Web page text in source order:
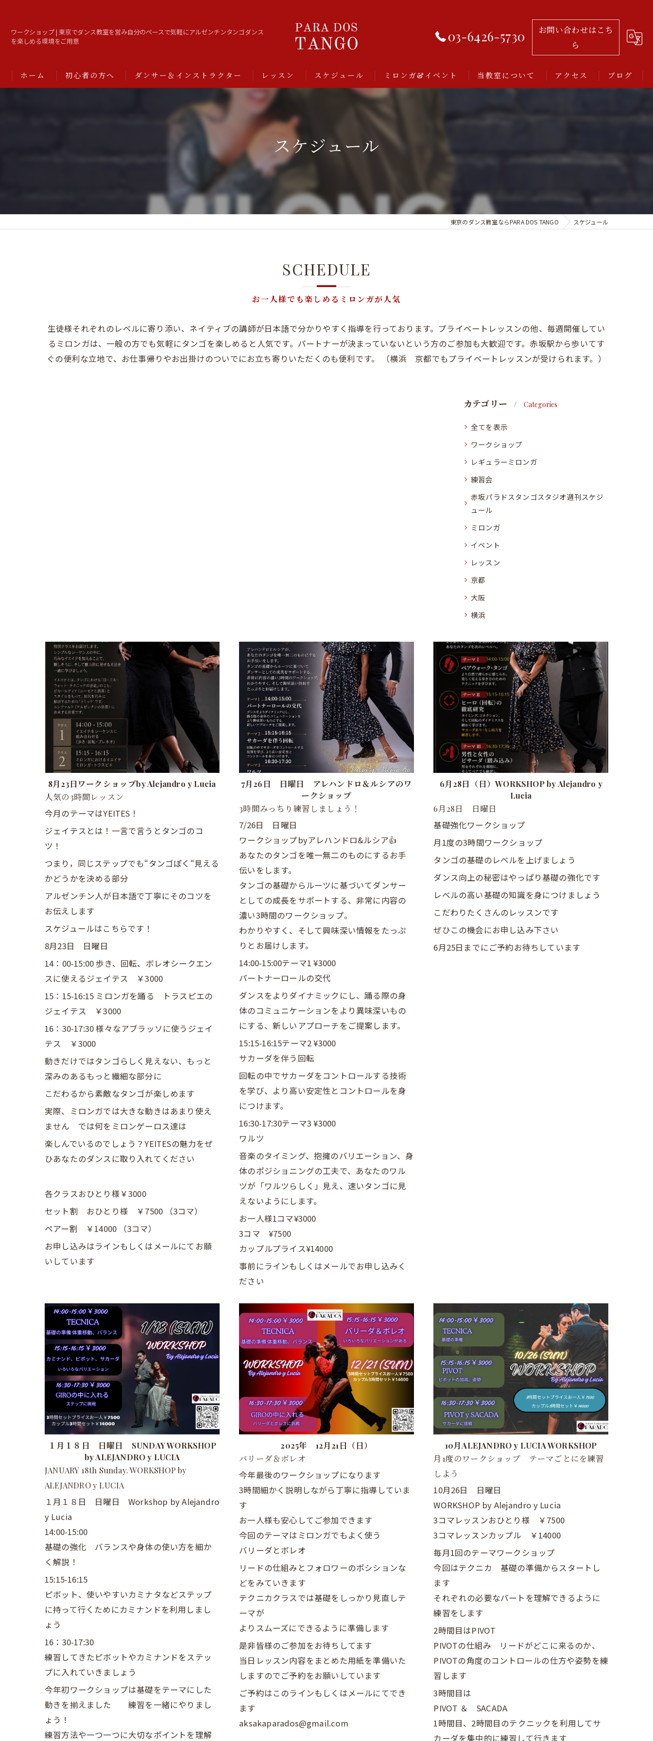
ワークショップ | 東京でダンス教室を営み自分のペースで気軽にアルゼンチンタンゴダンス
を楽しめる環境をご用意
03-6426-5730
お問い合わせはこち
ら
ホーム 初心者の方へ ダンサー＆インストラクター レッスン スケジュール ミロンガ&イベント 当教室について
ミロンガとは
アクセス ブログ
スケジュール
東京のダンス教室ならPARA DOS TANGO スケジュール
SCHEDULE
お一人様でも楽しめるミロンガが人気
生徒様それぞれのレベルに寄り添い、ネイティブの講師が日本語で分かりやすく指導を行っております。プライベートレッスンの他、毎週開催してい
るミロンガは、一般の方でも気軽にタンゴを楽しめると人気です。パートナーが決まっていないという方のご参加も大歓迎です。赤坂駅から歩いてす
ぐの便利な立地で、お仕事帰りやお出掛けのついでにお立ち寄りいただくのも便利です。 （横浜 京都でもプライベートレッスンが受けられます。）
カテゴリー Categories
全てを表示
ワークショップ
レギュラーミロンガ
練習会
赤坂パラドスタンゴスタジオ週刊スケジ
ュール
ミロンガ
イベント
レッスン
京都
大阪
横浜
8月23日ワークショップby Alejandro y Lucia
人気の3時間レッスン
今月のテーマはYEITES！
ジェイテスとは！一言で言うとタンゴのコ
ツ！
つまり，同じステップでも“タンゴぽく“見える
かどうかを決める部分
アルゼンチン人が日本語で丁寧にそのコツを
お伝えします
スケジュールはこちらです！
8月23日 日曜日
14：00-15:00 歩き、回転、ボレオシークエン
スに使えるジェイテス ￥3000
15：15-16:15 ミロンガを踊る トラスピエの
ジェイテス ￥3000
16：30-17:30 様々なアブラッソに使うジェイ
テス ￥3000
動きだけではタンゴらしく見えない、もっと
深みのあるもっと繊細な部分に
こだわるから素敵なタンゴが楽しめます
実際、ミロンガでは大きな動きはあまり使え
ません では何をミロンゲーロス達は
楽しんでいるのでしょう？YEITESの魅力をぜ
ひあなたのダンスに取り入れてください
各クラスおひとり様￥3000
セット割 おひとり様 ￥7500 （3コマ）
ペアー割 ￥14000 （3コマ）
お申し込みはラインもしくはメールにてお願
いしています
7月26日 日曜日 アレハンドロ＆ルシアのワ
ークショップ
3時間みっちり練習しましょう！
7/26日 日曜日
ワークショップbyアレハンドロ&ルシア👍
あなたのタンゴを唯一無二のものにするお手
伝いをします。
タンゴの基礎からルーツに基づいてダンサー
としての成長をサポートする、非常に内容の
濃い3時間のワークショップ。
わかりやすく、そして興味深い情報をたっぷ
りとお届けします。
14:00-15:00テーマ1 ¥3000
パートナーロールの交代
ダンスをよりダイナミックにし、踊る際の身
体のコミュニケーションをより異味深いもの
にする、新しいアプローチをご提案します。
15:15-16:15テーマ2 ¥3000
サカーダを伴う回転
回転の中でサカーダをコントロールする技術
を学び、より高い安定性とコントロールを身
につけます。
16:30-17:30テーマ3 ¥3000
ワルツ
音楽のタイミング、抱擁のバリエーション、身
体のポジショニングの工夫で、あなたのワル
ツが「ワルツらしく」見え、速いタンゴに見
えないようにします。
お一人様1コマ¥3000
3コマ ¥7500
カップルプライス¥14000
事前にラインもしくはメールでお申し込みく
ださい
6月28日（日）WORKSHOP by Alejandro y
Lucia
6月28日 日曜日
基礎強化ワークショップ
月1度の3時間ワークショップ
タンゴの基礎のレベルを上げましょう
ダンス向上の秘密はやっぱり基礎の強化です
レベルの高い基礎の知識を身につけましょう
こだわりたくさんのレッスンです
ぜひこの機会にお申し込み下さい
6月25日までにご予約お待ちしています
１月１８日 日曜日 SUNDAY WORKSHOP
by ALEJANDRO y LUCIA
JANUARY 18th Sunday. WORKSHOP by
ALEJANDRO y LUCIA
１月１８日 日曜日 Workshop by Alejandro
y Lucia
14:00-15:00
基礎の強化 バランスや身体の使い方を細か
く解説！
15:15-16:15
ピボット、使いやすいカミナタなどステップ
に持って行くためにカミナンドを利用しまし
ょう
16：30-17:30
練習してきたピボットやカミナンドをステッ
プに入れていきましょう
今年初ワークショップは基礎をテーマにした
動きを揃えました 練習を一緒にやりまし
ょう！
練習方法や一つ一つに大切なポイントを理解
2025年 12月21日（日）
バリーダ＆ボレオ
今年最後のワークショップになります
3時間細かく説明しながら丁寧に指導していま
す
お一人様も安心してご参加できます
今回のテーマはミロンガでもよく使う
バリーダとボレオ
リードの仕組みとフォロワーのポシションな
どをみていきます
テクニカクラスでは基礎をしっかり見直しテ
ーマが
よりスムーズにできるように準備します
是非皆様のご参加をお待ちしてます
当日レッスン内容をまとめた用紙を準備いた
しますのでご予約をお願いしています
ご予約はこのラインもしくはメールにてでき
ます
aksakaparados@gmail.com
10月ALEJANDRO y LUCIA WORKSHOP
月1度のワークショップ テーマごとにを練習
しよう
10月26日 日曜日
WORKSHOP by Alejandro y Lucia
3コマレッスンおひとり様 ￥7500
3コマレッスンカップル ￥14000
毎月1回のテーマワークショップ
今回はテクニカ 基礎の準備からスタートし
ます
それぞれの必要なパートを理解できるように
練習をします
2時間目はPIVOT
PIVOTの仕組み リードがどこに来るのか、
PIVOTの角度のコントロールの仕方や姿勢を練
習します
3時間目は
PIVOT ＆ SACADA
1時間目、2時間目のテクニックを利用してサ
カーダを集中的に練習して行きます